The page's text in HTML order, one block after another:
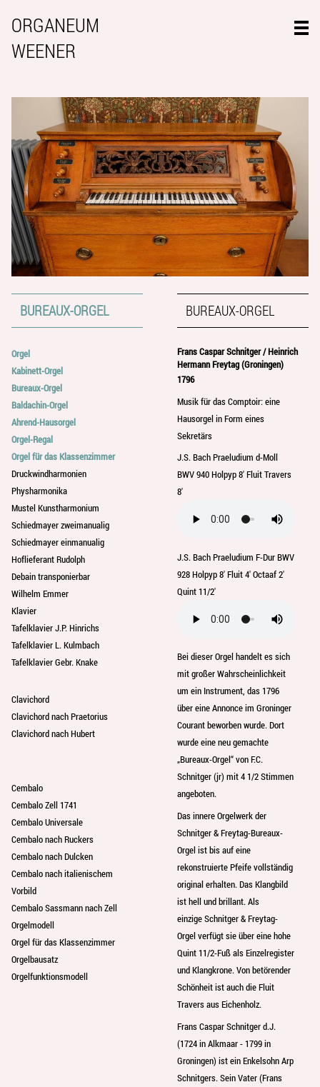
ORGANEUM
WEENER
BUREAUX-ORGEL
Orgel
Kabinett-Orgel
Bureaux-Orgel
Baldachin-Orgel
Ahrend-Hausorgel
Orgel-Regal
Orgel für das Klassenzimmer
Druckwindharmonien
Physharmonika
Mustel Kunstharmonium
Schiedmayer zweimanualig
Schiedmayer einmanualig
Hoflieferant Rudolph
Debain transponierbar
Wilhelm Emmer
Klavier
Tafelklavier J.P. Hinrichs
Tafelklavier L. Kulmbach
Tafelklavier Gebr. Knake
Clavichord
Clavichord nach Praetorius
Clavichord nach Hubert
Cembalo
Cembalo Zell 1741
Cembalo Universale
Cembalo nach Ruckers
Cembalo nach Dulcken
Cembalo nach italienischem
Vorbild
Cembalo Sassmann nach Zell
Orgelmodell
Orgel für das Klassenzimmer
Orgelbausatz
Orgelfunktionsmodell
BUREAUX-ORGEL
Frans Caspar Schnitger / Heinrich
Hermann Freytag (Groningen)
1796
Musik für das Comptoir: eine
Hausorgel in Form eines
Sekretärs
J.S. Bach Praeludium d-Moll
BWV 940 Holpyp 8' Fluit Travers
8'
J.S. Bach Praeludium F-Dur BWV
928 Holpyp 8' Fluit 4' Octaaf 2'
Quint 11/2'
Bei dieser Orgel handelt es sich
mit großer Wahrscheinlichkeit
um ein Instrument, das 1796
über eine Annonce im Groninger
Courant beworben wurde. Dort
wurde eine neu gemachte
„Bureaux-Orgel“ von F.C.
Schnitger (jr) mit 4 1/2 Stimmen
angeboten.
Das innere Orgelwerk der
Schnitger & Freytag-Bureaux-
Orgel ist bis auf eine
rekonstruierte Pfeife vollständig
original erhalten. Das Klangbild
ist hell und brillant. Als
einzige Schnitger & Freytag-
Orgel verfügt sie über eine hohe
Quint 11/2-Fuß als Einzelregister
und Klangkrone. Von betörender
Schönheit ist auch die Fluit
Travers aus Eichenholz.
Frans Caspar Schnitger d.J.
(1724 in Alkmaar - 1799 in
Groningen) ist ein Enkelsohn Arp
Schnitgers. Sein Vater (Frans